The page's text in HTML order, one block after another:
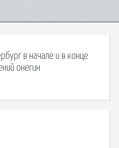
в начале и в конце
онегин